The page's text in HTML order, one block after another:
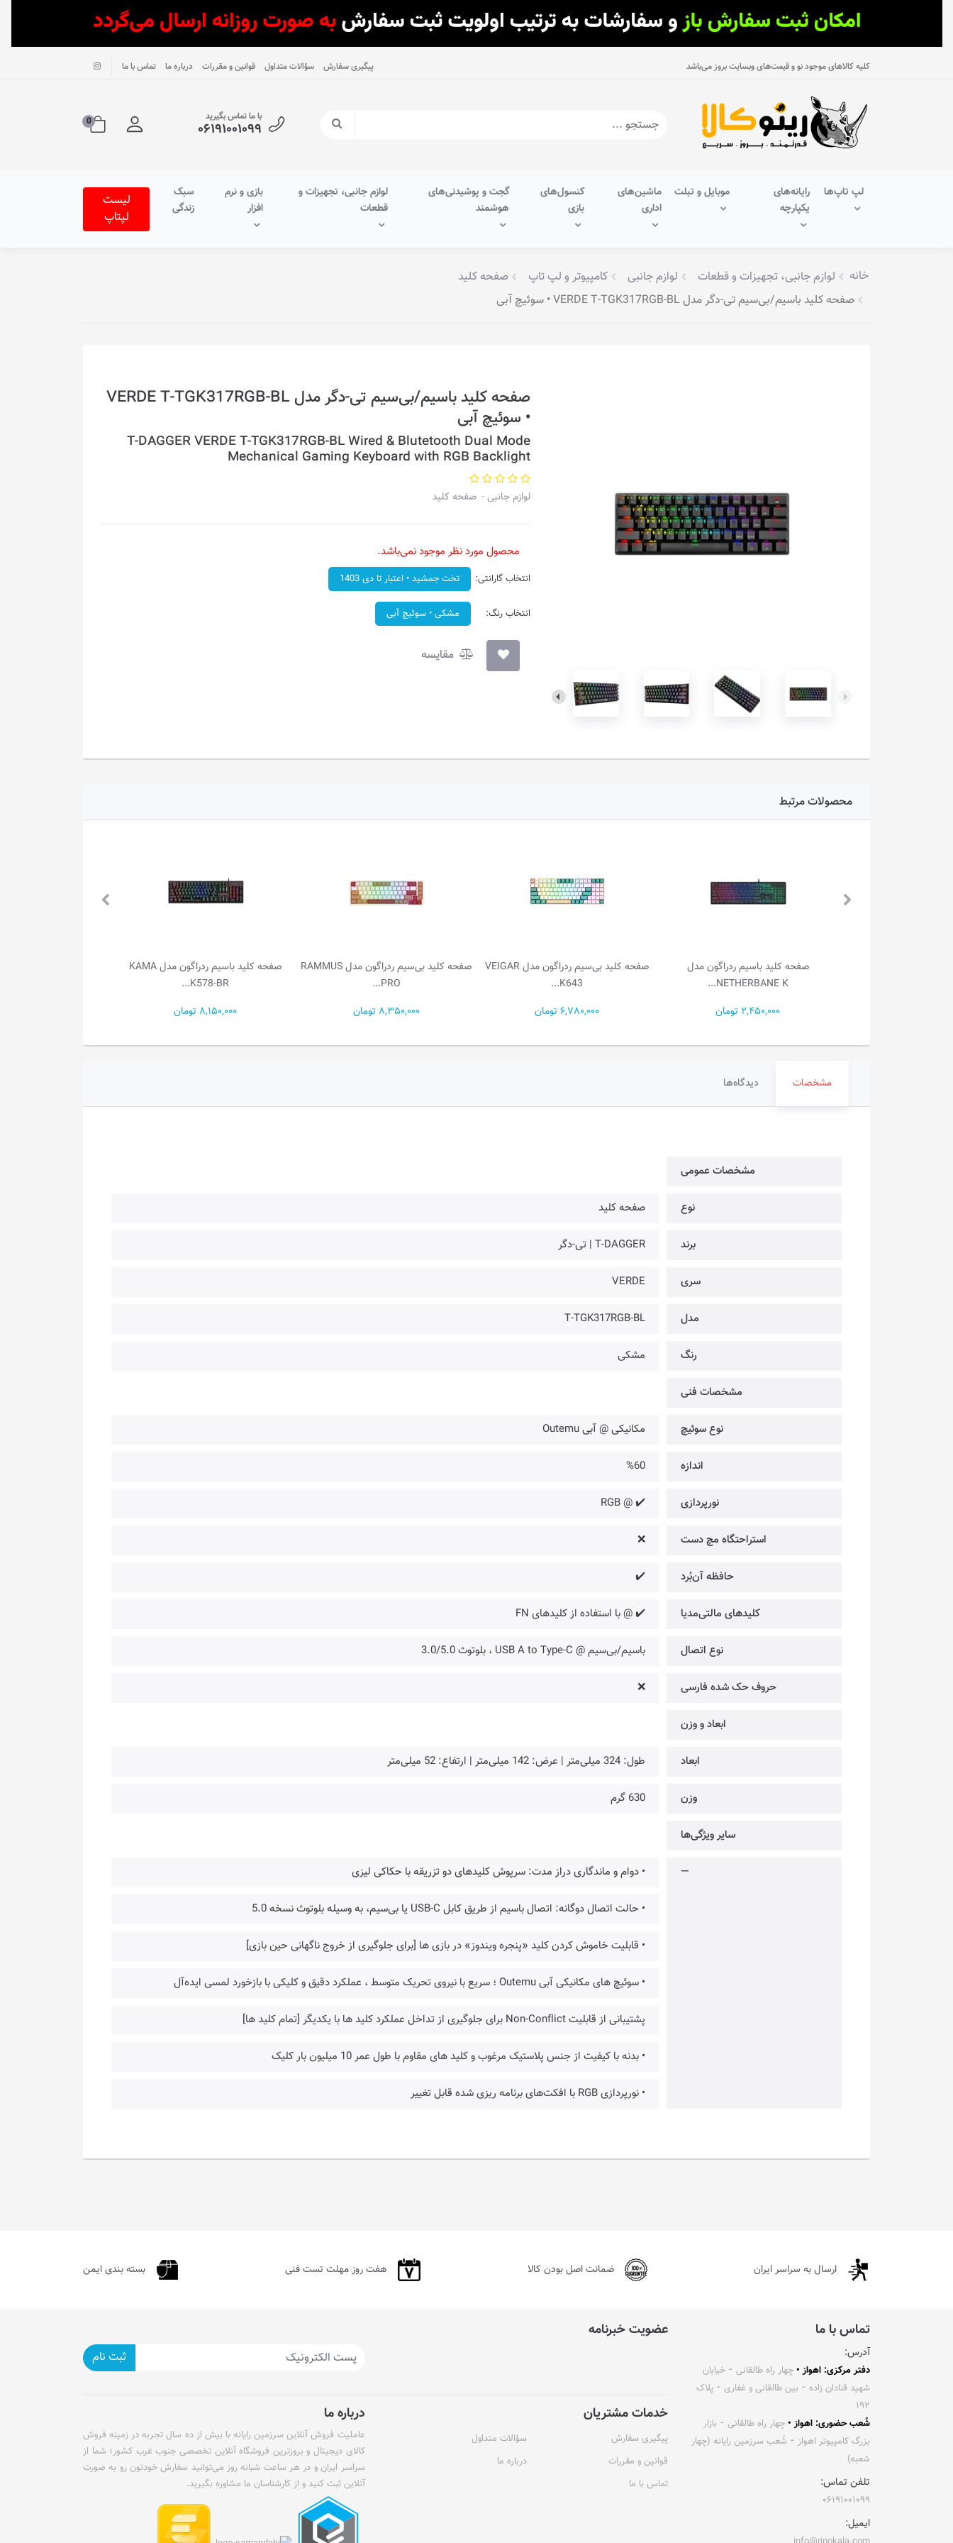
کلیه کالاهای موجود نو و قیمت‌های وبسایت بروز می‌باشد پیگیری سفارش سؤالات متداول قوانین و مقررات درباره ما تماس با ما
با ما تماس بگیرید
۰۶۱۹۱۰۰۱۰۹۹ 0
لپ تاپ‌ها
رایانه‌های
یکپارچه
موبایل و تبلت
ماشین‌های
اداری
کنسول‌های
بازی
گجت و پوشیدنی‌های
هوشمند
لوازم جانبی، تجهیزات و
قطعات
بازی و نرم
افزار
سبک
زندگی
لیست
لپتاپ
خانه لوازم جانبی، تجهیزات و قطعات لوازم جانبی کامپیوتر و لپ تاپ
صفحه کلید
صفحه کلید باسیم/بی‌سیم تی-دگر مدل VERDE T-TGK317RGB-BL • سوئیچ آبی
صفحه کلید باسیم/بی‌سیم تی-دگر مدل VERDE T-TGK317RGB-BL
• سوئیچ آبی
T-DAGGER VERDE T-TGK317RGB-BL Wired & Blutetooth Dual Mode
Mechanical Gaming Keyboard with RGB Backlight
لوازم جانبی صفحه کلید
محصول مورد نظر موجود نمی‌باشد.
انتخاب گارانتی: تخت جمشید • اعتبار تا دی 1403
انتخاب رنگ: مشکی • سوئیچ آبی
مقایسه
محصولات مرتبط
صفحه کلید باسیم ردراگون مدل
NETHERBANE K...
2,450,000 تومان
صفحه کلید بی‌سیم ردراگون مدل VEIGAR
K643...
6,780,000 تومان
صفحه کلید بی‌سیم ردراگون مدل RAMMUS
PRO...
8,350,000 تومان
صفحه کلید باسیم ردراگون مدل KAMA
K578-BR...
8,150,000 تومان
مشخصات دیدگاه‌ها
مشخصات عمومی
نوع صفحه کلید
برند T-DAGGER | تی-دگر
سری VERDE
مدل T-TGK317RGB-BL
رنگ مشکی
مشخصات فنی
نوع سوئیچ مکانیکی @ آبی Outemu
اندازه %60
نورپردازی ✔️ @ RGB
استراحتگاه مچ دست ❌
حافظه آن‌بُرد ✔️
کلیدهای مالتی‌مدیا ✔️ @ با استفاده از کلیدهای FN
نوع اتصال باسیم/بی‌سیم @ USB A to Type-C ، بلوتوث 3.0/5.0
حروف حک شده فارسی ❌
ابعاد و وزن
ابعاد طول: 324 میلی‌متر | عرض: 142 میلی‌متر | ارتفاع: 52 میلی‌متر
وزن 630 گرم
سایر ویژگی‌ها
— • دوام و ماندگاری دراز مدت: سرپوش کلیدهای دو تزریقه با حکاکی لیزی
• حالت اتصال دوگانه: اتصال باسیم از طریق کابل USB-C یا بی‌سیم، به وسیله بلوتوث نسخه 5.0
• قابلیت خاموش کردن کلید «پنجره ویندوز» در بازی ها [برای جلوگیری از خروج ناگهانی حین بازی]
• سوئیچ های مکانیکی آبی Outemu ؛ سریع با نیروی تحریک متوسط ، عملکرد دقیق و کلیکی با بازخورد لمسی ایده‌آل
پشتیبانی از قابلیت Non-Conflict برای جلوگیری از تداخل عملکرد کلید ها با یکدیگر [تمام کلید ها]
• بدنه با کیفیت از جنس پلاستیک مرغوب و کلید های مقاوم با طول عمر 10 میلیون بار کلیک
• نورپردازی RGB با افکت‌های برنامه ریزی شده قابل تغییر
ارسال به سراسر ایران ضمانت اصل بودن کالا هفت روز مهلت تست فنی بسته بندی ایمن
تماس با ما
آدرس:
دفتر مرکزی: اهواز • چهار راه طالقانی ⁃ خیابان
شهید قنادان زاده ⁃ بین طالقانی و غفاری ⁃ پلاک
۱۹۲
شُعب حضوری: اهواز • چهار راه طالقانی ⁃ بازار
بزرگ کامپیوتر اهواز ⁃ شُعب سرزمین رایانه (چهار
شعبه)
تلفن تماس:
۰۶۱۹۱۰۰۱۰۹۹
ایمیل:
عضویت خبرنامه
ثبت نام
خدمات مشتریان
پیگیری سفارش
سؤالات متداول
قوانین و مقررات
درباره ما
تماس با ما
درباره ما
عاملیت فروش آنلاین سرزمین رایانه با بیش از ده سال تجربه در زمینه فروش
کالای دیجیتال و بروزترین فروشگاه آنلاین تخصصی جنوب غرب کشور؛ شما از
سراسر ایران و در هر ساعت شبانه روز می‌توانید سفارش خودتون رو به صورت
آنلاین ثبت کنید و از کارشناسان ما مشاوره بگیرید.